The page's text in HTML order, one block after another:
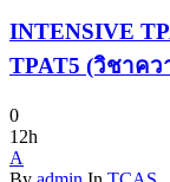
INTENSIVE
TPAT5 (วิชาค
0
12h
A